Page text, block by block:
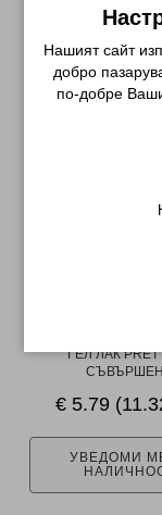
ГЕЛ ЛАК
€ 5.79
УВЕДОМИ
Нашият сайт
добро
по-добре